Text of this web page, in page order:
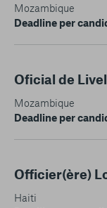
Mozambique
Deadline per
Oficial de
Mozambique
Deadline per
Officier(ère)
Haiti